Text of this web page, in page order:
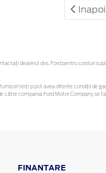
Inapoi
dealerul dvs. Ford pentru costuri
terți și pot avea diferite condiții de
către compania Ford Motor Company
FINANTARE